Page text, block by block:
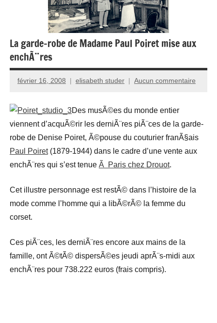
La garde-robe de Madame Paul Poiret mise aux
enchÃ¨res
février 16, 2008 elisabeth studer Aucun commentaire
Des musÃ©es du monde entier
viennent d’acquÃ©rir les derniÃ¨res piÃ¨ces de la garde-
robe de Denise Poiret, Ã©pouse du couturier franÃ§ais
Paul Poiret(1879-1944) dans le cadre d’une vente aux
enchÃ¨res qui s’est tenue Ã Paris chez Drouot.
Cet illustre personnage est restÃ© dans l’histoire de la
mode comme l’homme qui a libÃ©rÃ© la femme du
corset.
Ces piÃ¨ces, les derniÃ¨res encore aux mains de la
famille, ont Ã©tÃ© dispersÃ©es jeudi aprÃ¨s-midi aux
enchÃ¨res pour 738.222 euros (frais compris).